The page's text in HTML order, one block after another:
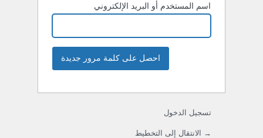
اسم المستخدم أو البريد الإلكتروني
تسجيل الدخول
→ الانتقال إلى التخطيط